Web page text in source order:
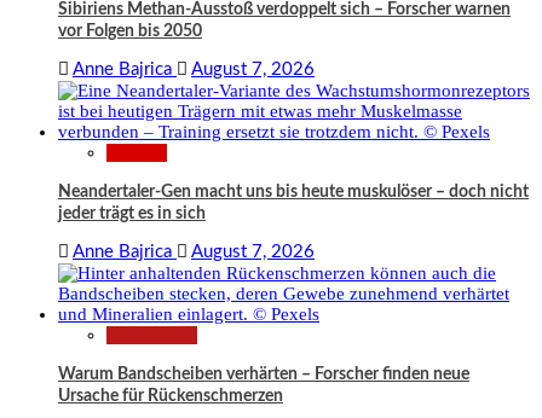
Sibiriens Methan-Ausstoß verdoppelt sich – Forscher warnen
vor Folgen bis 2050
Anne Bajrica August 7, 2026
Neandertaler-Gen macht uns bis heute muskulöser – doch nicht
jeder trägt es in sich
Anne Bajrica August 7, 2026
Warum Bandscheiben verhärten – Forscher finden neue
Ursache für Rückenschmerzen